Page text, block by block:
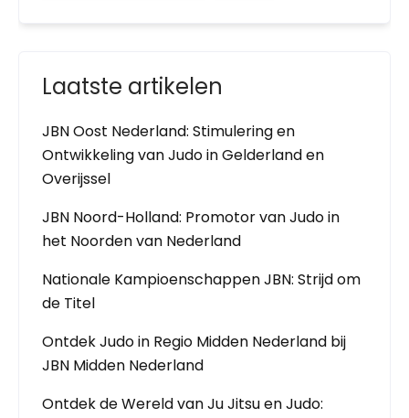
Laatste artikelen
JBN Oost Nederland: Stimulering en
Ontwikkeling van Judo in Gelderland en
Overijssel
JBN Noord-Holland: Promotor van Judo in
het Noorden van Nederland
Nationale Kampioenschappen JBN: Strijd om
de Titel
Ontdek Judo in Regio Midden Nederland bij
JBN Midden Nederland
Ontdek de Wereld van Ju Jitsu en Judo: